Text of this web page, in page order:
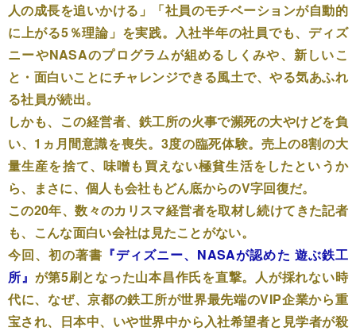
人の成長を追いかける」「社員のモチベーションが自動的
に上がる5％理論」を実践。入社半年の社員でも、ディズ
ニーやNASAのプログラムが組めるしくみや、新しいこ
と・面白いことにチャレンジできる風土で、やる気あふれ
る社員が続出。
しかも、この経営者、鉄工所の火事で瀕死の大やけどを負
い、1ヵ月間意識を喪失。3度の臨死体験。売上の8割の大
量生産を捨て、味噌も買えない極貧生活をしたというか
ら、まさに、個人も会社もどん底からのV字回復だ。
この20年、数々のカリスマ経営者を取材し続けてきた記者
も、こんな面白い会社は見たことがない。
今回、初の著書 『ディズニー、NASAが認めた 遊ぶ鉄工
所』 が第5刷となった山本昌作氏を直撃。人が採れない時
代に、なぜ、京都の鉄工所が世界最先端のVIP企業から重
宝され、日本中、いや世界中から入社希望者と見学者が殺